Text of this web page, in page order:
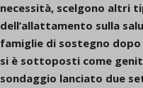
necessità, scelgono altri
dell’allattamento sulla
famiglie di sostegno
si è sottoposti come
sondaggio lanciato due